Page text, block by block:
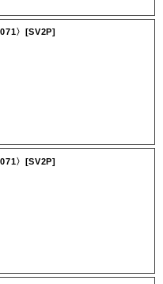
〉[SV2P]
〉[SV2P]